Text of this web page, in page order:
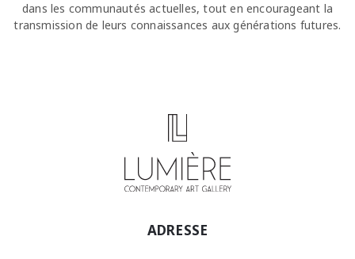
dans les communautés actuelles, tout en encourageant la
transmission de leurs connaissances aux générations futures.
ADRESSE